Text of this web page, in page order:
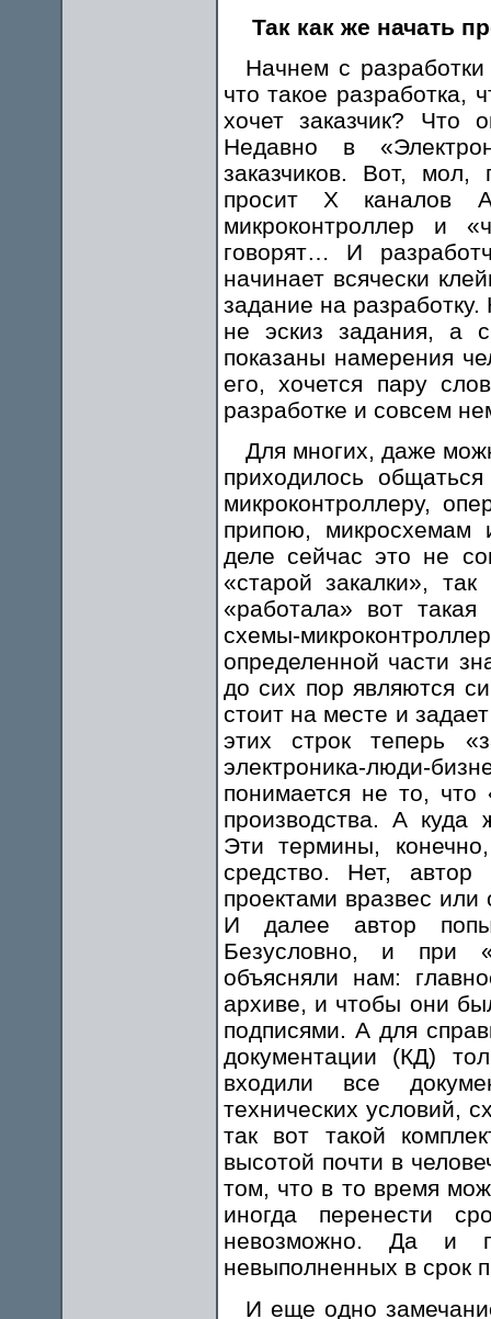
Так как же начать
Начнем с
что такое разработка,
хочет заказчик? Что
Недавно в
заказчиков. Вот, мол,
просит Х каналов
микроконтроллер и
говорят… И
начинает всячески
задание на
не эскиз задания, а
показаны намерения
его, хочется пару
разработке и совсем
Для многих, даже
приходилось
микроконтроллеру,
припою,
деле сейчас это не
«старой закалки»,
«работала» вот такая
схемы-
определенной части
до сих пор являются
стоит на месте и
этих строк теперь
электроника-люди-
понимается не то,
производства. А куда
Эти термины,
средство. Нет, автор
проектами вразвес
И далее автор
Безусловно, и при
объясняли нам:
архиве, и чтобы они
подписями. А для
документации (КД)
входили все
технических условий,
так вот такой
высотой почти в
том, что в то время
иногда перенести
невозможно. Да и
невыполненных в срок
И еще одно